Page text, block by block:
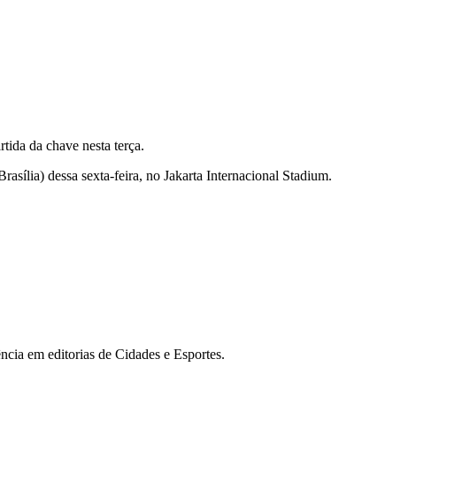
da chave nesta terça.
dessa sexta-feira, no Jakarta Internacional Stadium.
em editorias de Cidades e Esportes.